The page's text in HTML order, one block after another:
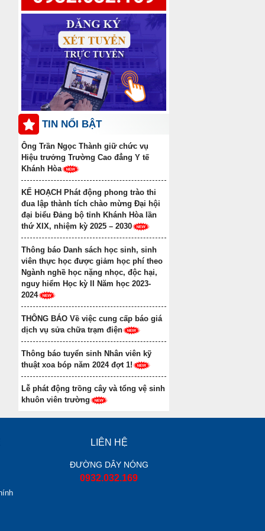
Thông báo điểm chuẩn trúng
tuyển đợt 1 năm 2025 ngành Y học cổ
truyền Trình độ trung cấp văn bằng 2
Danh sách học sinh được công
nhận tốt nghiệp các lớp Trung cấp văn
bằng 2 Khóa học 2022-2024, Khóa học
2023-2025
TIN NỔI BẬT
Ông Trần Ngọc Thành giữ chức vụ
Hiệu trưởng Trường Cao đẳng Y tế
Khánh Hòa
KẾ HOẠCH Phát động phong trào thi
đua lập thành tích chào mừng Đại hội
đại biểu Đảng bộ tỉnh Khánh Hòa lần
thứ XIX, nhiệm kỳ 2025 – 2030
Thông báo Danh sách học sinh, sinh
viên thực học được giảm học phí theo
Ngành nghề học nặng nhọc, độc hại,
nguy hiểm Học kỳ II Năm học 2023-
2024
THÔNG BÁO Về việc cung cấp báo giá
dịch vụ sửa chữa trạm điện
Thông báo tuyển sinh Nhân viên kỹ
thuật xoa bóp năm 2024 đợt 1!
Lễ phát động trồng cây và tổng vệ sinh
khuôn viên trường
LIÊN HỆ
ĐƯỜNG DÂY NÓNG
0932.032.169